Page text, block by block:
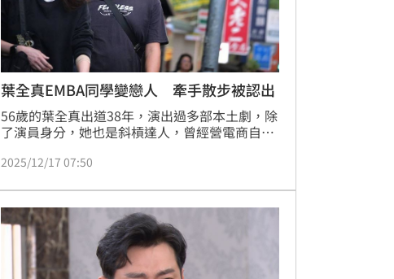
葉全真EMBA同學變戀人 牽手散步被認出
56歲的葉全真出道38年，演出過多部本土劇，除
了演員身分，她也是斜槓達人，曾經營電商自創
忙碌，但時報周刊CTWANT接獲爆料，稱葉全真
一位護花使者，男方名為James、長相帥氣且外
型身材保養得不錯。
2025/12/17 07:50